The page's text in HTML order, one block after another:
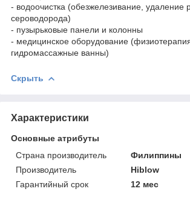
- водоочистка (обезжелезивание, удаление
сероводорода)
- пузырьковые панели и колонны
- медицинское оборудование
гидромассажные ванны)
Скрыть
Характеристики
Основные атрибуты
Страна производитель
Филиппины
Производитель
Hiblow
Гарантийный срок
12 мес